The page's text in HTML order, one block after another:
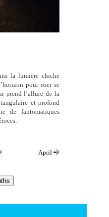
la lumière chiche
pour oser se
prend l’allure de la
et profond
de fantomatiques
April